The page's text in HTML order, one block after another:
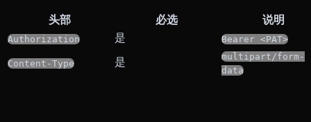
头部 必选 说明
Authorization 是 Bearer <PAT>
Content-Type 是
multipart/form-
data